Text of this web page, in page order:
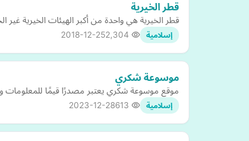
قطر الخيرية
قطر الخيرية هي واحدة من أكبر الهيئات الخيرية غير الحكومية الرائدة في الخليج تاسست عام 1992 من اجل
إسلامية 2018-12-25
موسوعة شكري
موقع موسوعة شكري يعتبر مصدرًا قيمًا للمعلومات
إسلامية 2023-12-28